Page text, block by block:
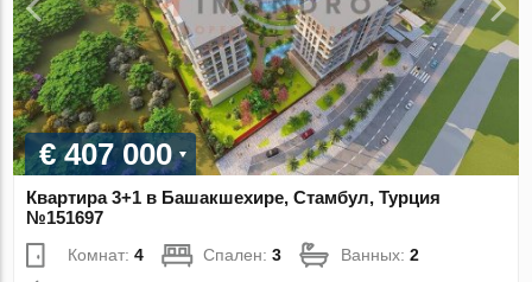
€ 407 000
Квартира 3+1 в Башакшехире, Стамбул, Турция
№151697
Комнат:4 Спален:3 Ванных:2